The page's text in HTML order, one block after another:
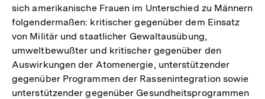
sich amerikanische Frauen im Unterschied zu Männern
folgendermaßen: kritischer gegenüber dem Einsatz
von Militär und staatlicher Gewaltausübung,
umweltbewußter und kritischer gegenüber den
Auswirkungen der Atomenergie, unterstützender
gegenüber Programmen der Rassenintegration sowie
unterstützender gegenüber Gesundheitsprogrammen